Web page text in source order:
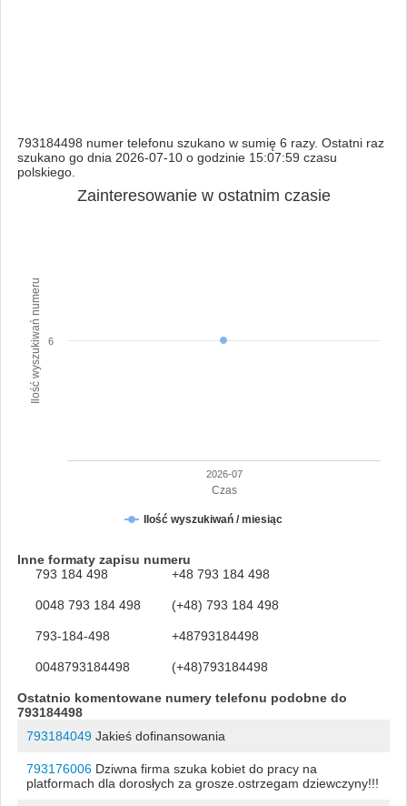
793184498 numer telefonu szukano w sumię 6 razy. Ostatni raz
szukano go dnia 2026-07-10 o godzinie 15:07:59 czasu
polskiego.
Czas
Ilość wyszukiwań numeru
Zainteresowanie w ostatnim czasie
Ilość wyszukiwań / miesiąc
2026-07
6
Inne formaty zapisu numeru
793 184 498
+48 793 184 498
0048 793 184 498 (+48) 793 184 498
793-184-498 +48793184498
0048793184498 (+48)793184498
Ostatnio komentowane numery telefonu podobne do
793184498
793184049Jakieś dofinansowania
793176006Dziwna firma szuka kobiet do pracy na
platformach dla dorosłych za grosze.ostrzegam dziewczyny!!!